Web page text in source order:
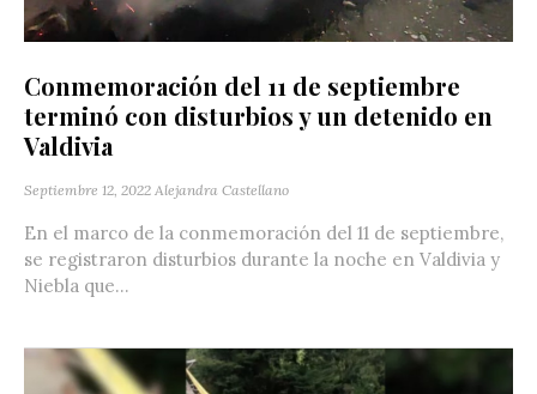
Conmemoración del 11 de septiembre
terminó con disturbios y un detenido en
Valdivia
Septiembre 12, 2022 Alejandra Castellano
En el marco de la conmemoración del 11 de septiembre,
se registraron disturbios durante la noche en Valdivia y
Niebla que...